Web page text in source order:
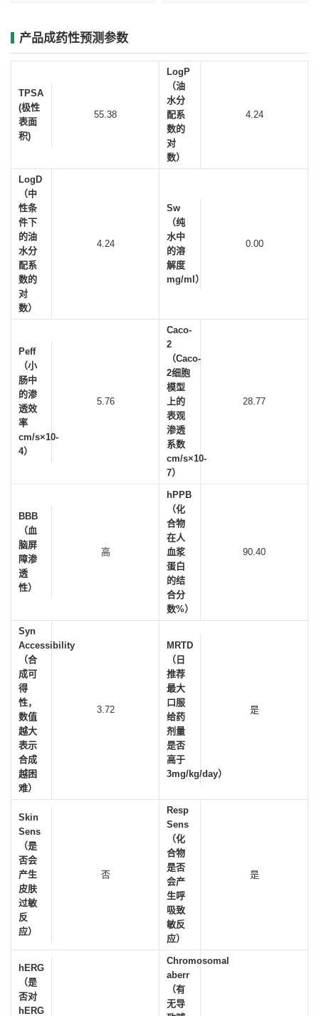
产品成药性预测参数
TPSA
(极性
表面
积)
55.38
LogP
（油
水分
配系
数的
对
数）
4.24
LogD
（中
性条
件下
的油
水分
配系
数的
对
数）
4.24
Sw
（纯
水中
的溶
解度
mg/ml）
0.00
Peff
（小
肠中
的渗
透效
率
cm/s×10-
4）
5.76
Caco-
2
（Caco-
2细胞
模型
上的
表观
渗透
系数
cm/s×10-
7）
28.77
BBB
（血
脑屏
障渗
透
性）
高
hPPB
（化
合物
在人
血浆
蛋白
的结
合分
数%）
90.40
Syn
Accessibility
（合
成可
得
性，
数值
越大
表示
合成
越困
难）
3.72
MRTD
（日
推荐
最大
口服
给药
剂量
是否
高于
3mg/kg/day）
是
Skin
Sens
（是
否会
产生
皮肤
过敏
反
应）
否
Resp
Sens
（化
合物
是否
会产
生呼
吸致
敏反
应）
是
hERG
（是
否对
hERG
Chromosomal
aberr
（有
无导